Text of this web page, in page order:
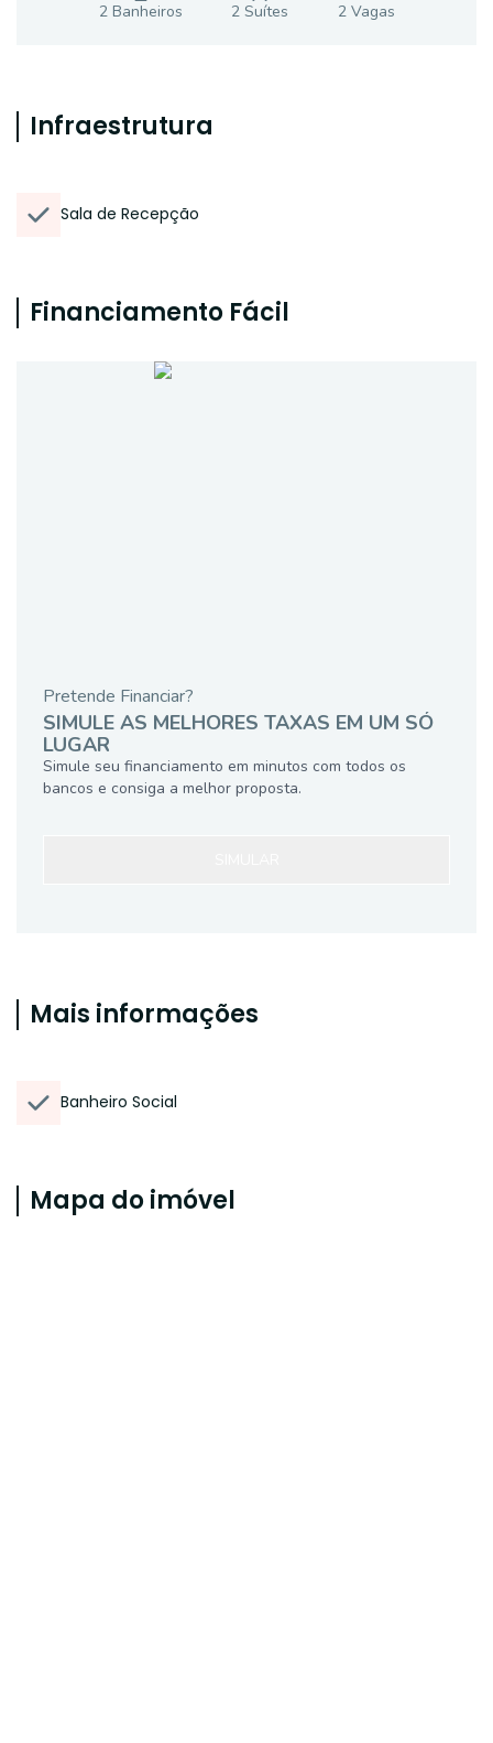
2Banheiros 2 Suítes 2Vagas
Infraestrutura
Sala de Recepção
Financiamento Fácil
Pretende Financiar?
SIMULE AS MELHORES TAXAS EM UM SÓ
LUGAR
Simule seu financiamento em minutos com todos os
bancos e consiga a melhor proposta.
Mais informações
Banheiro Social
Mapa do imóvel